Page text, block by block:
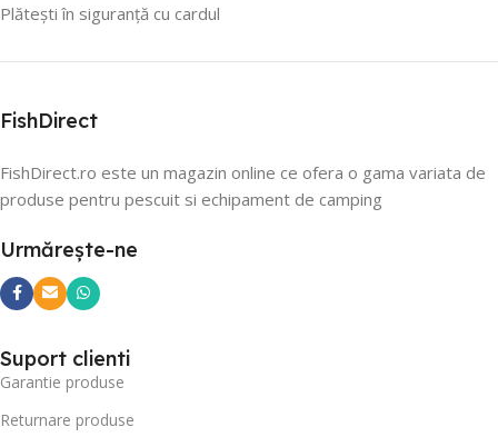
Plătești în siguranță cu cardul
FishDirect
FishDirect.ro este un magazin online ce ofera o gama variata de
produse pentru pescuit si echipament de camping
Urmărește-ne
Suport clienti
Garantie produse
Returnare produse